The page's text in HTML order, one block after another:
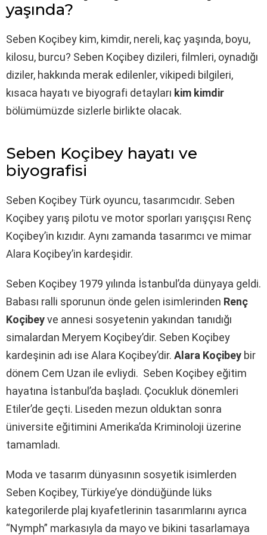
yaşında?
Seben Koçibey kim, kimdir, nereli, kaç yaşında, boyu,
kilosu, burcu? Seben Koçibey dizileri, filmleri, oynadığı
diziler, hakkında merak edilenler, vikipedi bilgileri,
kısaca hayatı ve biyografi detayları kim kimdir
bölümümüzde sizlerle birlikte olacak.
Seben Koçibey hayatı ve
biyografisi
Seben Koçibey Türk oyuncu, tasarımcıdır. Seben
Koçibey yarış pilotu ve motor sporları yarışçısı Renç
Koçibey’in kızıdır. Aynı zamanda tasarımcı ve mimar
Alara Koçibey’in kardeşidir.
Seben Koçibey 1979 yılında İstanbul’da dünyaya geldi.
Babası ralli sporunun önde gelen isimlerinden Renç
Koçibeyve annesi sosyetenin yakından tanıdığı
simalardan Meryem Koçibey’dir. Seben Koçibey
kardeşinin adı ise Alara Koçibey’dir. Alara Koçibey bir
dönem Cem Uzan ile evliydi. Seben Koçibey eğitim
hayatına İstanbul’da başladı. Çocukluk dönemleri
Etiler’de geçti. Liseden mezun olduktan sonra
üniversite eğitimini Amerika’da Kriminoloji üzerine
tamamladı.
Moda ve tasarım dünyasının sosyetik isimlerden
Seben Koçibey, Türkiye’ye döndüğünde lüks
kategorilerde plaj kıyafetlerinin tasarımlarını ayrıca
“Nymph” markasıyla da mayo ve bikini tasarlamaya